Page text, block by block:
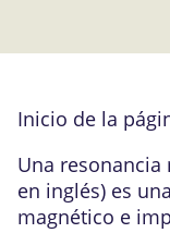
Inicio de la
Una resonancia
en inglés) es
magnético e